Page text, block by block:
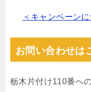
＜キャンペーン
お問い合わせは
栃木片付け110番へ